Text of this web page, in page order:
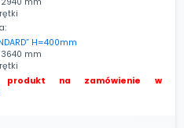
H=400mm
3640 mm
produkt na zamówienie w